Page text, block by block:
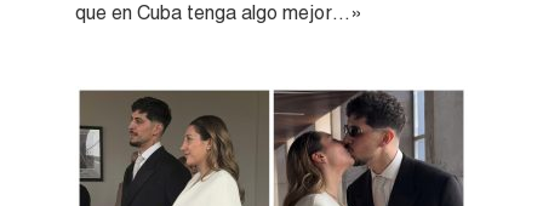
que en Cuba tenga algo mejor…»